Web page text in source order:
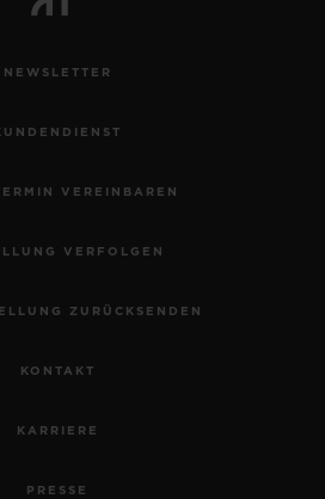
NEWSLETTER
VEREINBAREN
VERFOLGEN
ZURÜCKSENDEN
KONTAKT
KARRIERE
PRESSE